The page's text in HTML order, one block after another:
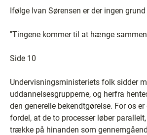
Ifølge Ivan Sørensen er der ingen
''Tingene kommer til at hænge
Side 10
Undervisningsministeriets folk sidder
uddannelsesgrupperne, og herfra
den generelle bekendtgørelse. For os
fordel, at de to processer løber
trække på hinanden som